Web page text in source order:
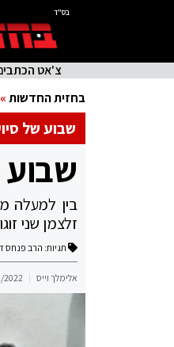
בס"ד
צ'אט
בחזית החדשות»
שבוע של
זלצמן שני
תגיות: הרב פנחס
אלימלך וייס 2022